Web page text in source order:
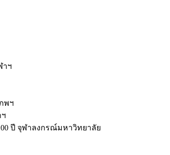
าฯ
พฯ
ปี จุฬาลงกรณ์มหาวิทยาลัย